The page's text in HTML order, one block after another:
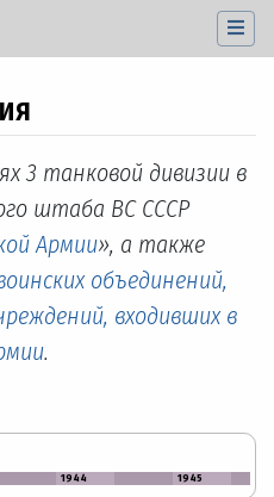
3 танковой дивизии в
штаба ВС СССР
Армии», а также
объединений,
входивших в
.
1944 1945